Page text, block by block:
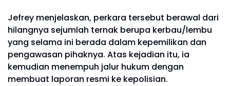
Jefrey menjelaskan, perkara tersebut berawal dari
hilangnya sejumlah ternak berupa kerbau/lembu
yang selama ini berada dalam kepemilikan dan
pengawasan pihaknya. Atas kejadian itu, ia
kemudian menempuh jalur hukum dengan
membuat laporan resmi ke kepolisian.